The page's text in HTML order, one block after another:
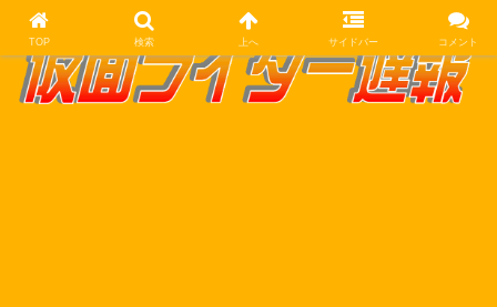
TOP 検索 上へ サイドバー コメント